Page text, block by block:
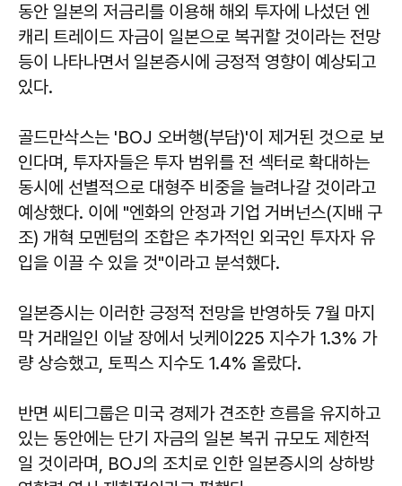
동안 일본의 저금리를 이용해 해외 투자에 나섰던 엔
캐리 트레이드 자금이 일본으로 복귀할 것이라는 전망
등이 나타나면서 일본증시에 긍정적 영향이 예상되고
있다.
골드만삭스는 'BOJ 오버행(부담)'이 제거된 것으로 보
인다며, 투자자들은 투자 범위를 전 섹터로 확대하는
동시에 선별적으로 대형주 비중을 늘려나갈 것이라고
예상했다. 이에 "엔화의 안정과 기업 거버넌스(지배 구
조) 개혁 모멘텀의 조합은 추가적인 외국인 투자자 유
입을 이끌 수 있을 것"이라고 분석했다.
일본증시는 이러한 긍정적 전망을 반영하듯 7월 마지
막 거래일인 이날 장에서 닛케이225 지수가 1.3% 가
량 상승했고, 토픽스 지수도 1.4% 올랐다.
반면 씨티그룹은 미국 경제가 견조한 흐름을 유지하고
있는 동안에는 단기 자금의 일본 복귀 규모도 제한적
일 것이라며, BOJ의 조치로 인한 일본증시의 상하방